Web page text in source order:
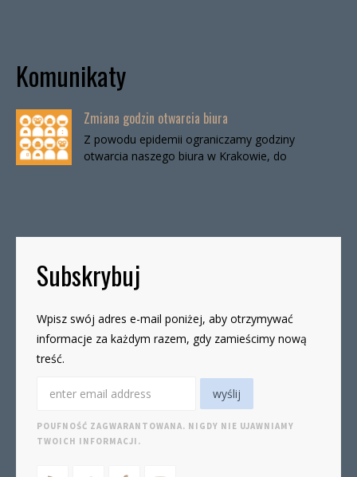
Komunikaty
Zmiana godzin otwarcia biura
Z powodu epidemii ograniczamy godziny
otwarcia naszego biura w Krakowie, do
Subskrybuj
Wpisz swój adres e-mail poniżej, aby otrzymywać
informacje za każdym razem, gdy zamieścimy nową
treść.
POUFNOŚĆ ZAGWARANTOWANA. NIGDY NIE UJAWNIAMY
TWOICH INFORMACJI.